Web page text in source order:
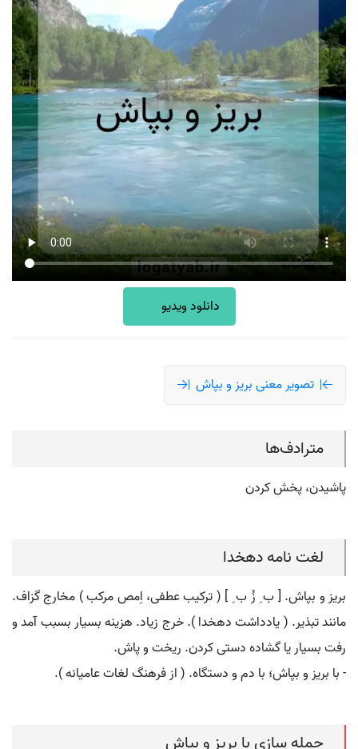
دانلود ویدیو
تصویر معنی بریز و بپاش
مترادف‌ها
پاشیدن، پخش کردن
لغت نامه دهخدا
بریز و بپاش. [ ب ِ زُ ب ِ ] ( ترکیب عطفی، اِمص مرکب ) مخارج گزاف.
مانند تبذیر. ( یادداشت دهخدا ). خرج زیاد. هزینه بسیار بسبب آمد و
رفت بسیار یا گشاده دستی کردن. ریخت و پاش.
- با بریز و بپاش؛ با دم و دستگاه. ( از فرهنگ لغات عامیانه ).
جمله سازی با بریز و بپاش